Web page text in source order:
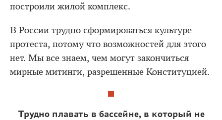
построили жилой комплекс.
В России трудно сформироваться культуре
протеста, потому что возможностей для этого
нет. Мы все знаем, чем могут закончиться
мирные митинги, разрешенные Конституцией.
Трудно плавать в бассейне, в который не